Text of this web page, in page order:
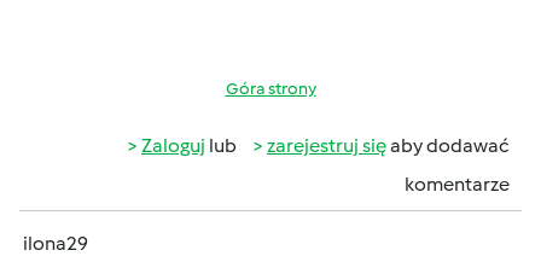
Góra strony
Zaloguj lub zarejestruj sięaby dodawać
komentarze
ilona29